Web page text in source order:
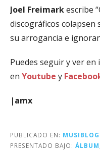
Joel Freimarkescribe
discográficos colapsen
su arrogancia e
Puedes seguir y ver en
en Youtube y
|amx
PUBLICADO EN: MUSIBLOG
PRESENTADO BAJO: ÁLBUM